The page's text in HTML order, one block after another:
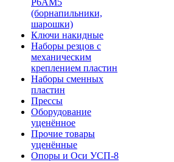
Р6АМ5
(борнапильники,
шарошки)
Ключи накидные
Наборы резцов с
механическим
креплением пластин
Наборы сменных
пластин
Прессы
Оборудование
уценённое
Прочие товары
уценённые
Опоры и Оси УСП-8